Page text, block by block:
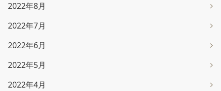
2022年8月
2022年7月
2022年6月
2022年5月
2022年4月